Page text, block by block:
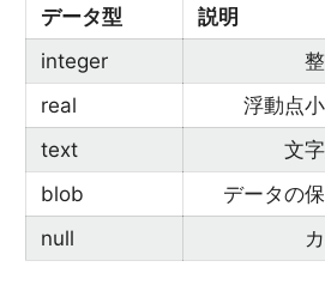
データ型
説
integer
real
浮動点
text
文
blob
データの
null